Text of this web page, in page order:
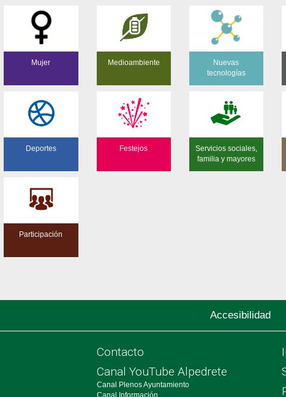
Mujer Medioambiente
Nuevas
tecnologías
Deportes Festejos
Servicios sociales,
familia y mayores
Participación
Accesibilidad
Contacto
Canal YouTube Alpedrete
Canal Plenos Ayuntamiento
Canal Información